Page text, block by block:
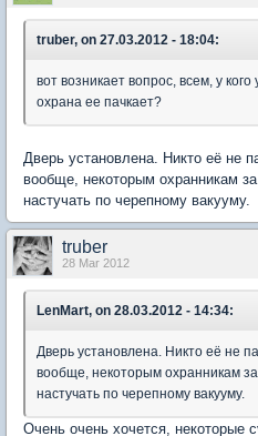
truber, on 27.03.2012 - 18:04:
вот возникает вопрос, всем, у
охрана ее пачкает?
Дверь установлена. Никто её не
вообще, некоторым охранникам
настучать по черепному вакууму.
truber
28 Mar 2012
LenMart, on 28.03.2012 - 14:34:
Дверь установлена. Никто её не
вообще, некоторым охранникам
настучать по черепному вакууму.
Очень очень хочется, некоторые